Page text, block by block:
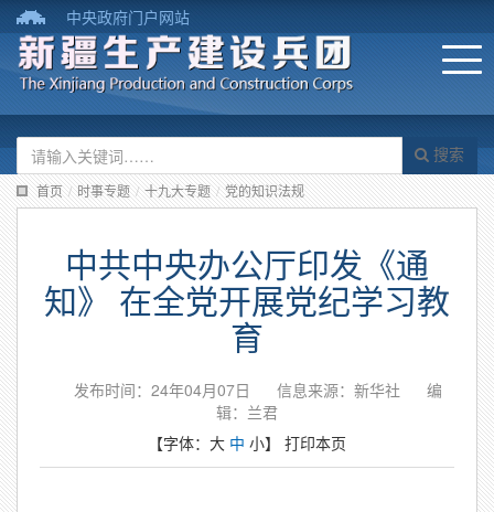
中央政府门户网站
搜索
首页 / 时事专题 / 十九大专题 / 党的知识法规
中共中央办公厅印发《通
知》 在全党开展党纪学习教
育
发布时间：24年04月07日 信息来源：新华社
编
辑：兰君
【字体： 大 中 小】 打印本页